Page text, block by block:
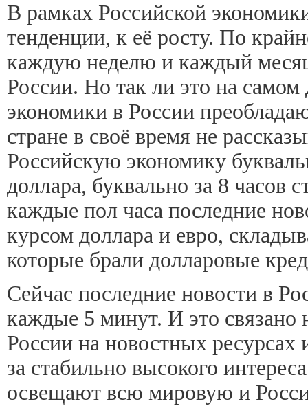
В рамках Российской
тенденции, к её росту. По
каждую неделю и каждый
России. Но так ли это на
экономики в России
стране в своё время не
Российскую экономику
доллара, буквально за 8 часов
каждые пол часа последние
курсом доллара и евро,
которые брали долларовые
Сейчас последние новости в
каждые 5 минут. И это
России на новостных ресурсах
за стабильно высокого
освещают всю мировую и